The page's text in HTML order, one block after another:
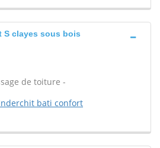
clayes sous bois
de toiture -
bati confort